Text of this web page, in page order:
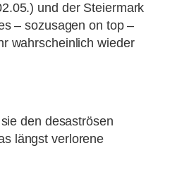
und der Steiermark
– sozusagen on top –
wahrscheinlich wieder
den desaströsen
längst verlorene